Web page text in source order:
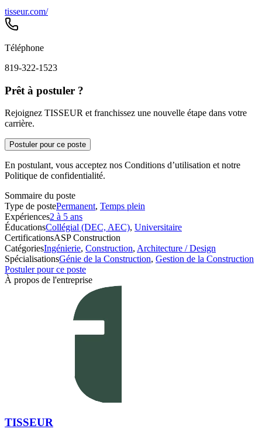
tisseur.com/
Téléphone
819-322-1523
Prêt à postuler ?
Rejoignez TISSEUR et franchissez une nouvelle étape dans votre
carrière.
Postuler pour ce poste
En postulant, vous acceptez nos Conditions d’utilisation et notre
Politique de confidentialité.
Sommaire du poste
Type de postePermanent, Temps plein
Expériences2 à 5 ans
ÉducationsCollégial (DEC, AEC), Universitaire
CertificationsASP Construction
CatégoriesIngénierie, Construction, Architecture / Design
SpécialisationsGénie de la Construction, Gestion de la Construction
Postuler pour ce poste
À propos de l'entreprise
TISSEUR